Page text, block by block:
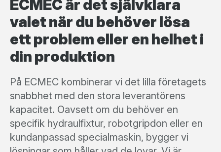
ECMEC är det självklara
valet när du behöver lösa
ett problem eller en helhet i
din produktion
På ECMEC kombinerar vi det lilla företagets
snabbhet med den stora leverantörens
kapacitet. Oavsett om du behöver en
specifik hydraulfixtur, robotgripdon eller en
kundanpassad specialmaskin, bygger vi